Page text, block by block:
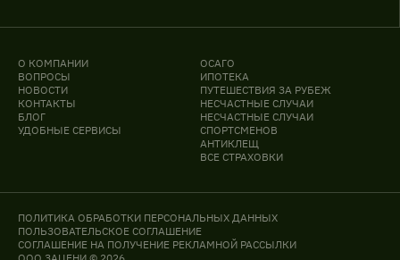
О КОМПАНИИ
ВОПРОСЫ
НОВОСТИ
КОНТАКТЫ
БЛОГ
УДОБНЫЕ СЕРВИСЫ
ОСАГО
ИПОТЕКА
ПУТЕШЕСТВИЯ ЗА РУБЕЖ
НЕСЧАСТНЫЕ СЛУЧАИ
НЕСЧАСТНЫЕ СЛУЧАИ
СПОРТСМЕНОВ
АНТИКЛЕЩ
ВСЕ СТРАХОВКИ
ПОЛИТИКА ОБРАБОТКИ ПЕРСОНАЛЬНЫХ ДАННЫХ
ПОЛЬЗОВАТЕЛЬСКОЕ СОГЛАШЕНИЕ
СОГЛАШЕНИЕ НА ПОЛУЧЕНИЕ РЕКЛАМНОЙ РАССЫЛКИ